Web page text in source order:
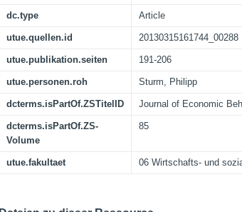
dc.type Article
utue.quellen.id 20130315161744_00288
utue.publikation.seiten 191-206
utue.personen.roh Sturm, Philipp
dcterms.isPartOf.ZSTitelID Journal of Economic
dcterms.isPartOf.ZS-
Volume
85
utue.fakultaet 06 Wirtschafts- und